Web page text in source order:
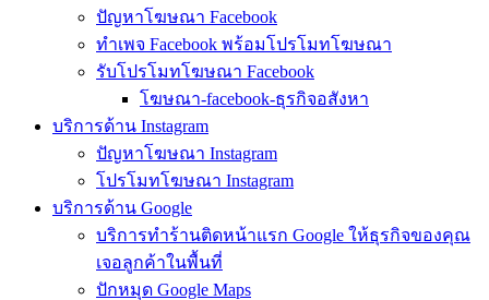
ปัญหาโฆษณา Facebook
ทำเพจ Facebook พร้อมโปรโมทโฆษณา
รับโปรโมทโฆษณา Facebook
โฆษณา-facebook-ธุรกิจอสังหา
บริการด้าน Instagram
ปัญหาโฆษณา Instagram
โปรโมทโฆษณา Instagram
บริการด้าน Google
บริการทำร้านติดหน้าแรก Google ให้ธุรกิจของคุณ
เจอลูกค้าในพื้นที่
ปักหมุด Google Maps